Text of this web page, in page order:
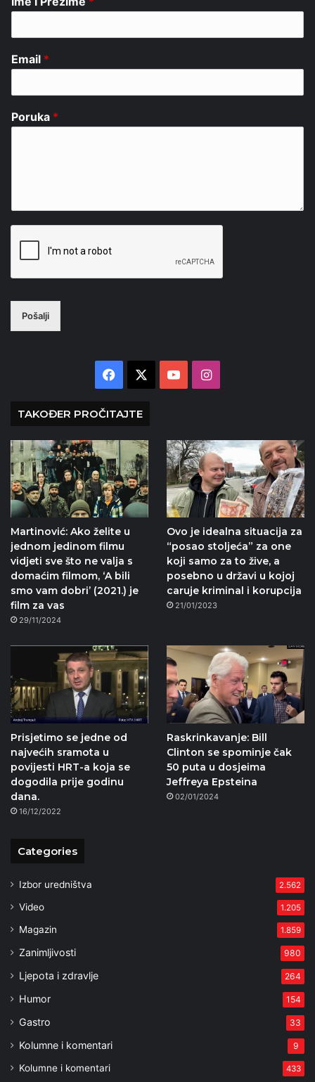
Email *
Poruka *
Pošalji
Facebook YouTubeInstagram
TAKOĐER PROČITAJTE
Martinović: Ako želite u
jednom jedinom filmu
vidjeti sve što ne valja s
domaćim filmom, ‘A bili
smo vam dobri’ (2021.) je
film za vas
29/11/2024
Ovo je idealna situacija za
“posao stoljeća” za one
koji samo za to žive, a
posebno u državi u kojoj
caruje kriminal i korupcija
21/01/2023
Prisjetimo se jedne od
najvećih sramota u
povijesti HRT-a koja se
dogodila prije godinu
dana.
16/12/2022
Raskrinkavanje: Bill
Clinton se spominje čak
50 puta u dosjeima
Jeffreya Epsteina
02/01/2024
Categories
Izbor uredništva 2.562
Video 1.205
Magazin 1.859
Zanimljivosti 980
Ljepota i zdravlje 264
Humor 154
Gastro 33
Kolumne i komentari 9
Kolumne i komentari 433